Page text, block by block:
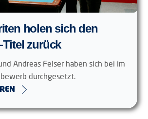
holen sich den
zurück
Andreas Felser haben sich bei im
durchgesetzt.